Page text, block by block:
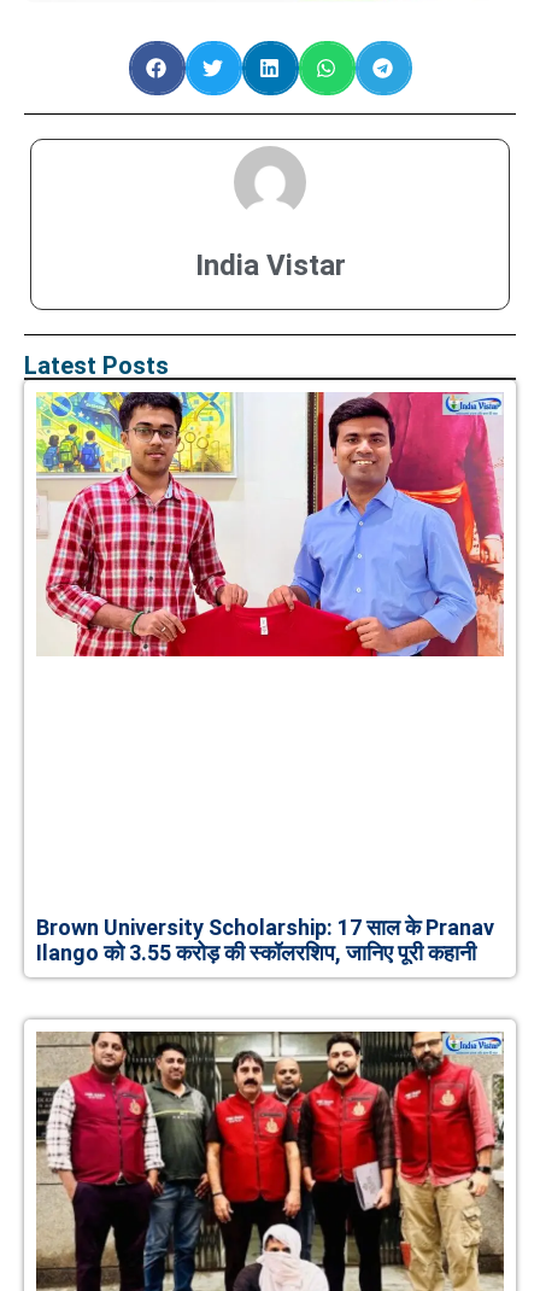
India Vistar
Latest Posts
Brown University Scholarship: 17 साल के Pranav
Ilango को 3.55 करोड़ की स्कॉलरशिप, जानिए पूरी कहानी